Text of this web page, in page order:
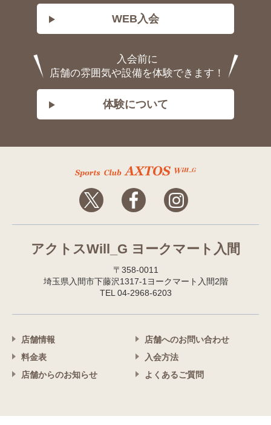
WEB入会
入会前に
店舗の雰囲気や設備を体験できます！
体験について
アクトスWill_G ヨークマート入間
〒358-0011
埼玉県入間市下藤沢1317-1ヨークマート入間2階
TEL 04-2968-6203
店舗情報
料金表
店舗からのお知らせ
店舗へのお問い合わせ
入会方法
よくあるご質問